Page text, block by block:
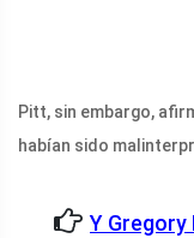
Pitt, sin embargo,
habían sido
Y Gregory